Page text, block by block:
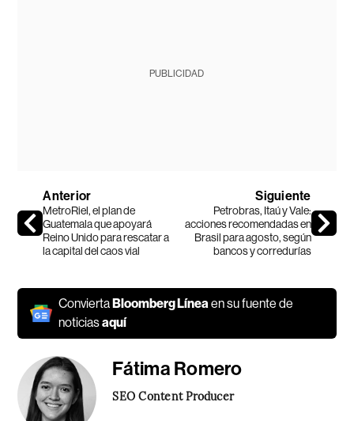
PUBLICIDAD
Anterior
MetroRiel, el plan de
Guatemala que apoyará
Reino Unido para rescatar a
la capital del caos vial
Siguiente
Petrobras, Itaú y Vale:
acciones recomendadas en
Brasil para agosto, según
bancos y corredurías
ConviertaBloomberg Líneaen su fuente de
noticiasaquí
Fátima Romero
SEO Content Producer